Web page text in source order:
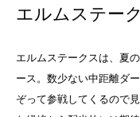
エルムステー
エルムステークスは、夏
ース。数少ない中距離ダ
ぞって参戦してくるので